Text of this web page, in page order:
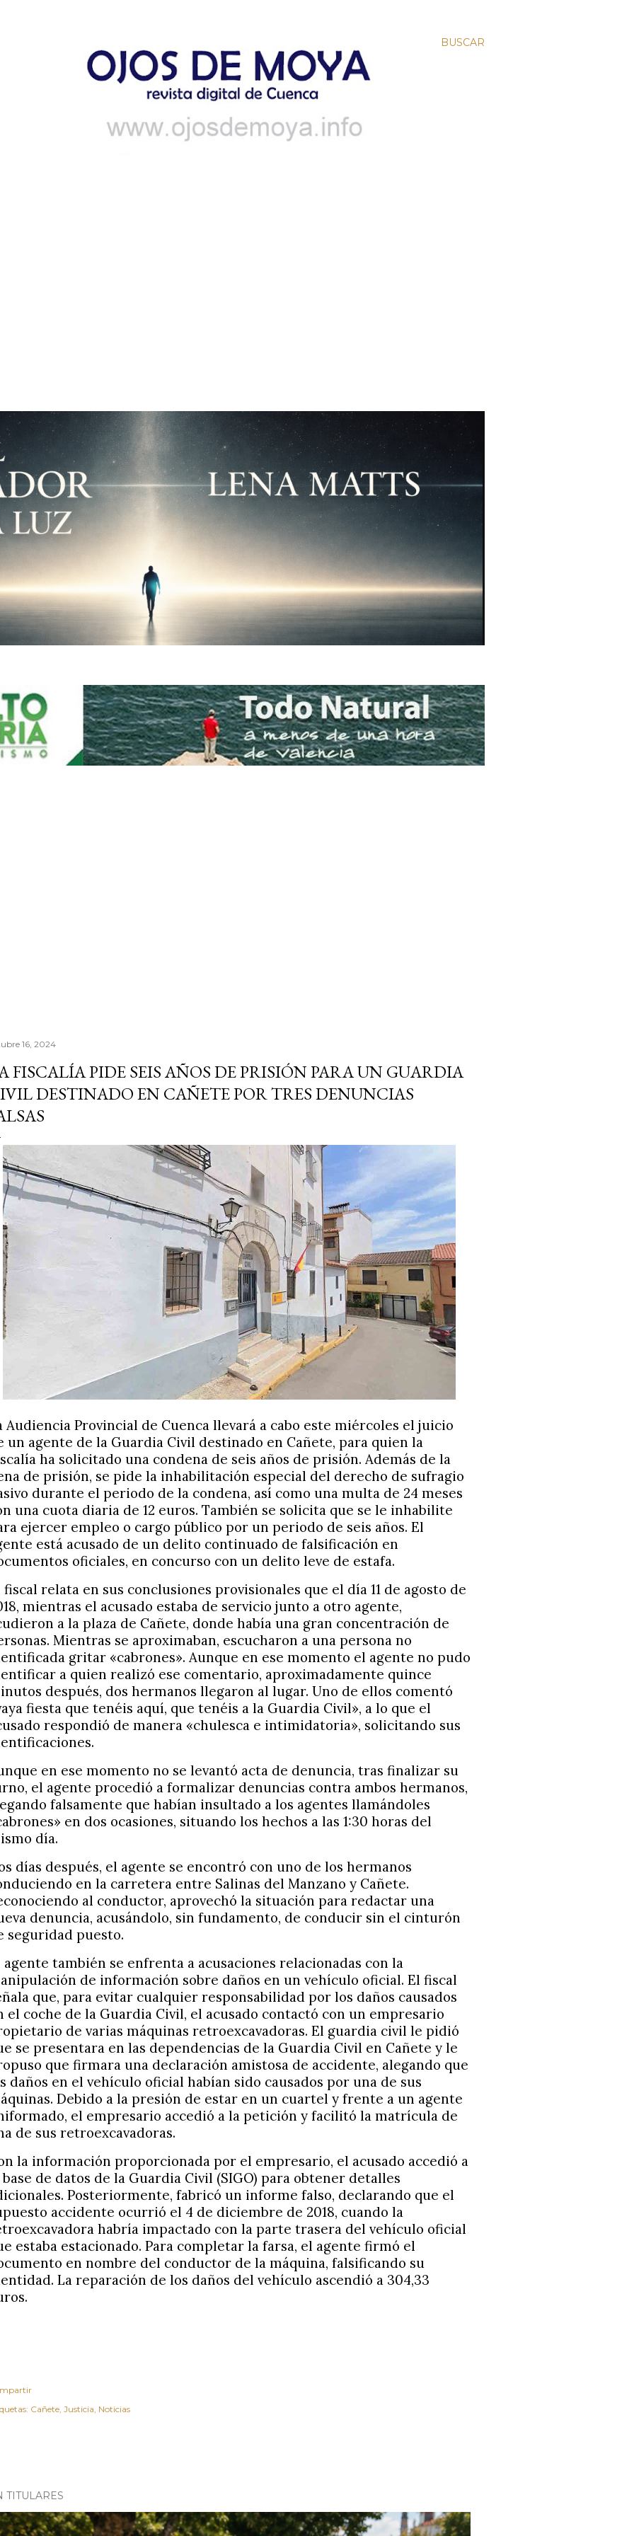
BUSCAR
16, 2024
FISCALÍA PIDE SEIS AÑOS DE PRISIÓN PARA UN GUARDIA
DESTINADO EN CAÑETE POR TRES DENUNCIAS
Audiencia Provincial de Cuenca llevará a cabo este miércoles el juicio
un agente de la Guardia Civil destinado en Cañete, para quien la
ha solicitado una condena de seis años de prisión. Además de la
de prisión, se pide la inhabilitación especial del derecho de sufragio
durante el periodo de la condena, así como una multa de 24 meses
una cuota diaria de 12 euros. También se solicita que se le inhabilite
ejercer empleo o cargo público por un periodo de seis años. El
está acusado de un delito continuado de falsificación en
oficiales, en concurso con un delito leve de estafa.
fiscal relata en sus conclusiones provisionales que el día 11 de agosto de
mientras el acusado estaba de servicio junto a otro agente,
a la plaza de Cañete, donde había una gran concentración de
Mientras se aproximaban, escucharon a una persona no
gritar «cabrones». Aunque en ese momento el agente no pudo
a quien realizó ese comentario, aproximadamente quince
después, dos hermanos llegaron al lugar. Uno de ellos comentó
fiesta que tenéis aquí, que tenéis a la Guardia Civil», a lo que el
respondió de manera «chulesca e intimidatoria», solicitando sus
en ese momento no se levantó acta de denuncia, tras finalizar su
el agente procedió a formalizar denuncias contra ambos hermanos,
falsamente que habían insultado a los agentes llamándoles
en dos ocasiones, situando los hechos a las 1:30 horas del
día.
días después, el agente se encontró con uno de los hermanos
en la carretera entre Salinas del Manzano y Cañete.
al conductor, aprovechó la situación para redactar una
denuncia, acusándolo, sin fundamento, de conducir sin el cinturón
seguridad puesto.
agente también se enfrenta a acusaciones relacionadas con la
de información sobre daños en un vehículo oficial. El fiscal
que, para evitar cualquier responsabilidad por los daños causados
el coche de la Guardia Civil, el acusado contactó con un empresario
de varias máquinas retroexcavadoras. El guardia civil le pidió
se presentara en las dependencias de la Guardia Civil en Cañete y le
que firmara una declaración amistosa de accidente, alegando que
daños en el vehículo oficial habían sido causados por una de sus
Debido a la presión de estar en un cuartel y frente a un agente
el empresario accedió a la petición y facilitó la matrícula de
de sus retroexcavadoras.
la información proporcionada por el empresario, el acusado accedió a
de datos de la Guardia Civil (SIGO) para obtener detalles
Posteriormente, fabricó un informe falso, declarando que el
accidente ocurrió el 4 de diciembre de 2018, cuando la
habría impactado con la parte trasera del vehículo oficial
estaba estacionado. Para completar la farsa, el agente firmó el
en nombre del conductor de la máquina, falsificando su
La reparación de los daños del vehículo ascendió a 304,33
Cañete Justicia Noticias
TITULARES